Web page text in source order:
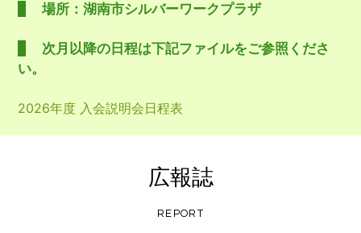
場所：湖南市シルバーワークプラザ
次月以降の日程は下記ファイルをご参照くださ
い。
2026年度 入会説明会日程表
広報誌
REPORT